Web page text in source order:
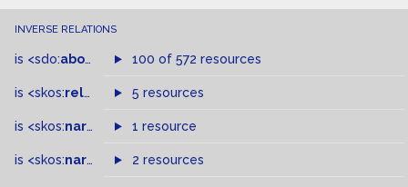
INVERSE RELATIONS
is <sdo:about of 100 of 572 resources
is <skos:related > of
5 resources
is <skos:narrower >of
1 resource
is <skos:narrowMatch >of
2 resources